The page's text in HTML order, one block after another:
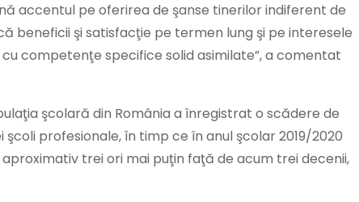
accentul pe oferirea de şanse tinerilor indiferent de
beneficii şi satisfacţie pe termen lung şi pe interesele
competenţe specifice solid asimilate”, a comentat
şcolară din România a înregistrat o scădere de
şcoli profesionale, în timp ce în anul şcolar 2019/2020
trei ori mai puţin faţă de acum trei decenii,